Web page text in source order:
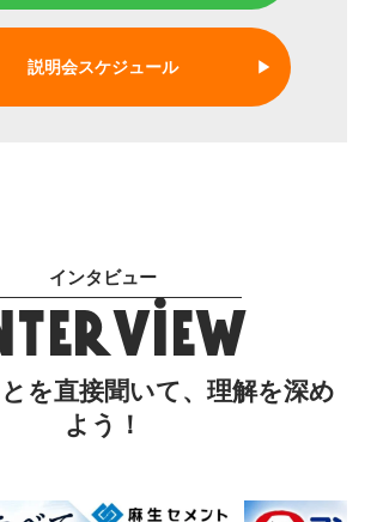
説明会スケジュール ▶︎
インタビュー
を直接聞いて、理解を深め
よう！